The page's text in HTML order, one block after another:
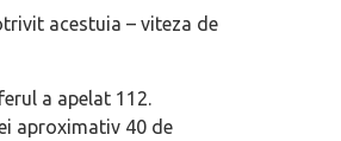
acestuia – viteza de
a apelat 112.
aproximativ 40 de